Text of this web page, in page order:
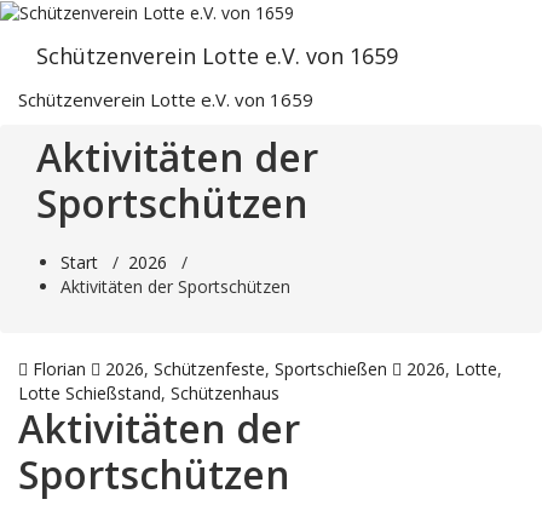
Zum
springenSchützenverein Lotte e.V. von 1659
Schützenverein Lotte e.V. von 1659
Aktivitäten der
Sportschützen
Start / 2026 /
Aktivitäten der Sportschützen
Florian 2026, Schützenfeste, Sportschießen 2026, Lotte,
Lotte Schießstand, Schützenhaus
Aktivitäten der
Sportschützen